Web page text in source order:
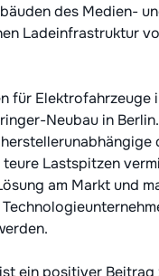
des Medien-
Ladeinfrastruktur
für
Neubau in
Lastspitzen
am Markt und
ein positiver